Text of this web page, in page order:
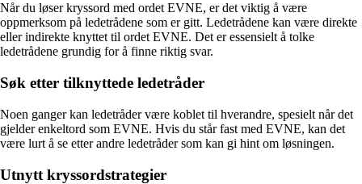
Når du løser kryssord med ordet EVNE, er det viktig å være
oppmerksom på ledetrådene som er gitt. Ledetrådene kan være direkte
eller indirekte knyttet til ordet EVNE. Det er essensielt å tolke
ledetrådene grundig for å finne riktig svar.
Søk etter tilknyttede ledetråder
Noen ganger kan ledetråder være koblet til hverandre, spesielt når det
gjelder enkeltord som EVNE. Hvis du står fast med EVNE, kan det
være lurt å se etter andre ledetråder som kan gi hint om løsningen.
Utnytt kryssordstrategier